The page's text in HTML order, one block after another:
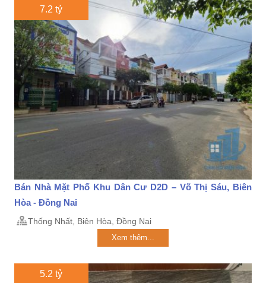
7.2 tỷ
Bán Nhà Mặt Phố Khu Dân Cư D2D – Võ Thị Sáu, Biên
Hòa - Đồng Nai
Thống Nhất, Biên Hòa, Đồng Nai
Xem thêm...
5.2 tỷ